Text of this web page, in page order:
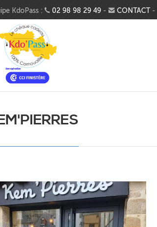
KdoPass : 02 98 98 29 49 - CONTACT -